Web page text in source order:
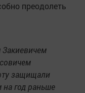
преодолеть
защищали
на год раньше